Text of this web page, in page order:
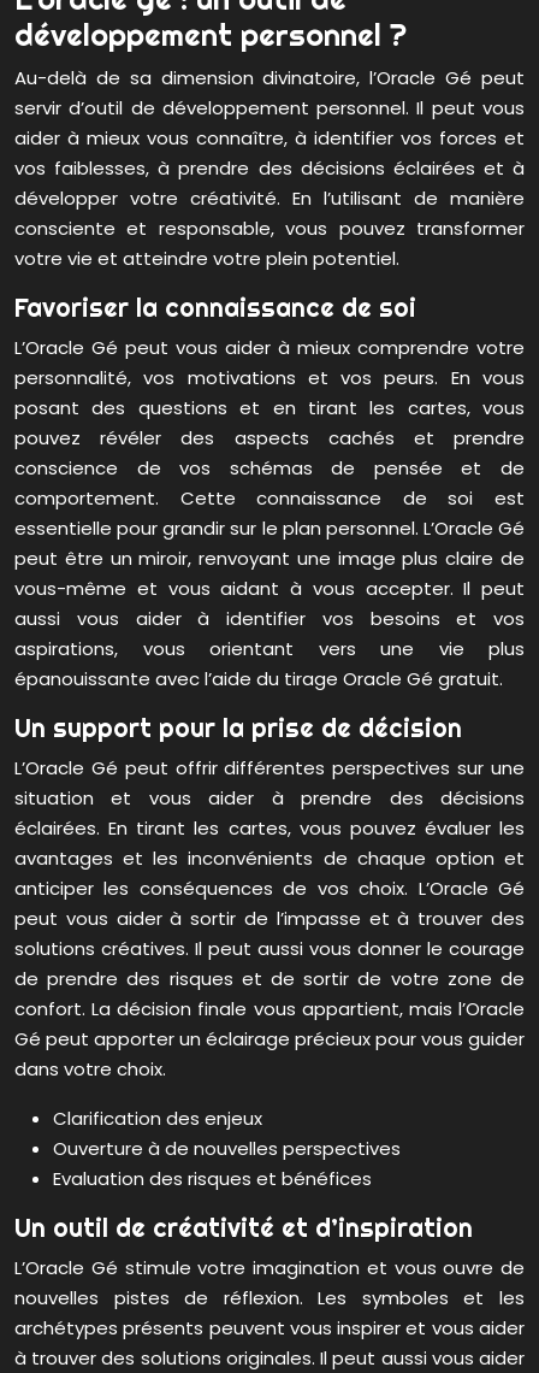
développement personnel ?
Au-delà de sa dimension divinatoire, l’Oracle Gé peut
servir d’outil de développement personnel. Il peut vous
aider à mieux vous connaître, à identifier vos forces et
vos faiblesses, à prendre des décisions éclairées et à
développer votre créativité. En l’utilisant de manière
consciente et responsable, vous pouvez transformer
votre vie et atteindre votre plein potentiel.
Favoriser la connaissance de soi
L’Oracle Gé peut vous aider à mieux comprendre votre
personnalité, vos motivations et vos peurs. En vous
posant des questions et en tirant les cartes, vous
pouvez révéler des aspects cachés et prendre
conscience de vos schémas de pensée et de
comportement. Cette connaissance de soi est
essentielle pour grandir sur le plan personnel. L’Oracle Gé
peut être un miroir, renvoyant une image plus claire de
vous-même et vous aidant à vous accepter. Il peut
aussi vous aider à identifier vos besoins et vos
aspirations, vous orientant vers une vie plus
épanouissante avec l’aide du tirage Oracle Gé gratuit.
Un support pour la prise de décision
L’Oracle Gé peut offrir différentes perspectives sur une
situation et vous aider à prendre des décisions
éclairées. En tirant les cartes, vous pouvez évaluer les
avantages et les inconvénients de chaque option et
anticiper les conséquences de vos choix. L’Oracle Gé
peut vous aider à sortir de l’impasse et à trouver des
solutions créatives. Il peut aussi vous donner le courage
de prendre des risques et de sortir de votre zone de
confort. La décision finale vous appartient, mais l’Oracle
Gé peut apporter un éclairage précieux pour vous guider
dans votre choix.
Clarification des enjeux
Ouverture à de nouvelles perspectives
Evaluation des risques et bénéfices
Un outil de créativité et d’inspiration
L’Oracle Gé stimule votre imagination et vous ouvre de
nouvelles pistes de réflexion. Les symboles et les
archétypes présents peuvent vous inspirer et vous aider
à trouver des solutions originales. Il peut aussi vous aider